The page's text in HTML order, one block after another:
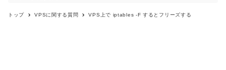
トップ VPSに関する質問 VPS上で iptables -F するとフリーズする